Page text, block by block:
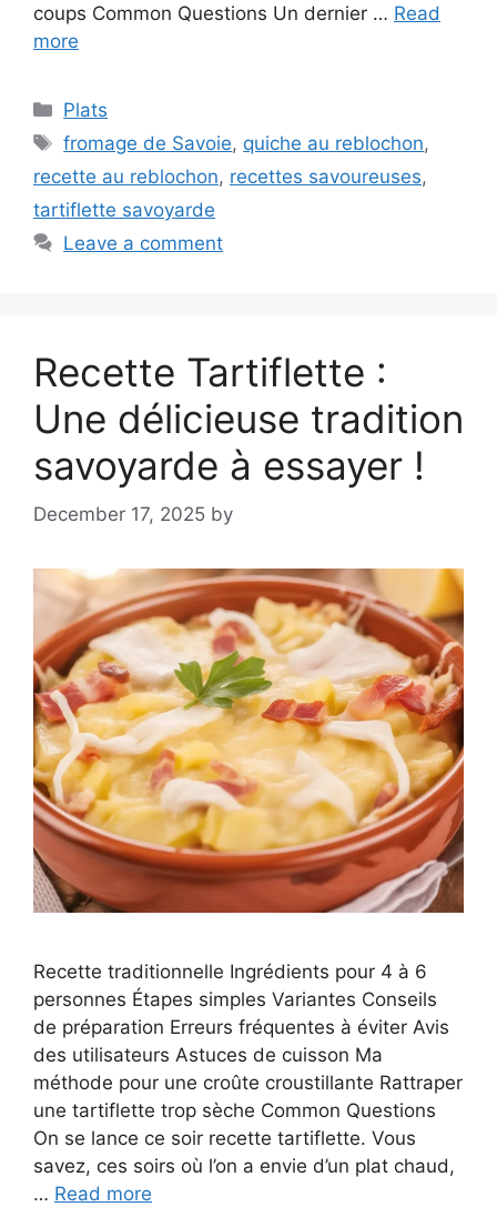
coups Common Questions Un dernier … Read
more
Categories
Plats
Tags
fromage de Savoie, quiche au reblochon,
recette au reblochon, recettes savoureuses,
tartiflette savoyarde
Leave a comment
Recette Tartiflette :
Une délicieuse tradition
savoyarde à essayer !
December 17, 2025 by
Recette traditionnelle Ingrédients pour 4 à 6
personnes Étapes simples Variantes Conseils
de préparation Erreurs fréquentes à éviter Avis
des utilisateurs Astuces de cuisson Ma
méthode pour une croûte croustillante Rattraper
une tartiflette trop sèche Common Questions
On se lance ce soir recette tartiflette. Vous
savez, ces soirs où l’on a envie d’un plat chaud,
… Read more